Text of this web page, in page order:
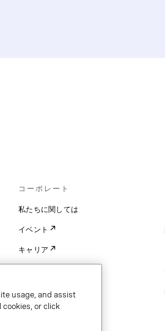
コーポレート
私たちに関しては
イベント
キャリア
usage, and assist
or click